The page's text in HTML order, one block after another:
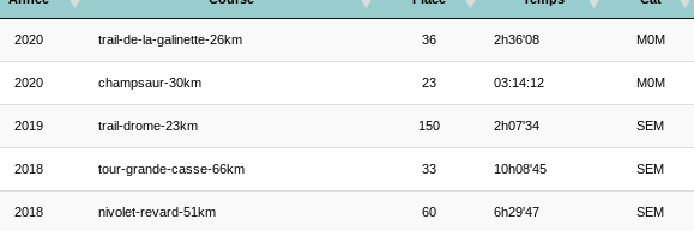
2020 trail-de-la-galinette-26km 36 2h36'08 M0M
2020 champsaur-30km 23 03:14:12 M0M
2019 trail-drome-23km 150 2h07'34 SEM
2018 tour-grande-casse-66km 33 10h08'45 SEM
2018 nivolet-revard-51km 60 6h29'47 SEM